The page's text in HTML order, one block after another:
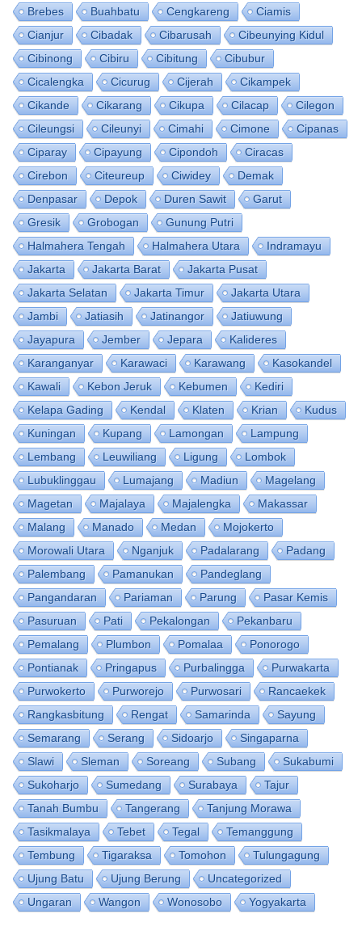
Brebes
Buahbatu Cengkareng
Ciamis
Cianjur
Cibadak Cibarusah
Cibeunying Kidul
Cibinong
Cibiru Cibitung
Cibubur
Cicalengka
Cicurug Cijerah
Cikampek
Cikande
Cikarang Cikupa Cilacap
Cilegon
Cileungsi
Cileunyi Cimahi Cimone
Cipanas
Ciparay
Cipayung Cipondoh
Ciracas
Cirebon
Citeureup Ciwidey
Demak
Denpasar
Depok Duren Sawit
Garut
Gresik
Grobogan
Gunung Putri
Halmahera Tengah
Halmahera Utara
Indramayu
Jakarta
Jakarta Barat
Jakarta Pusat
Jakarta Selatan
Jakarta Timur
Jakarta Utara
Jambi
Jatiasih Jatinangor
Jatiuwung
Jayapura
Jember Jepara
Kalideres
Karanganyar
Karawaci Karawang
Kasokandel
Kawali
Kebon Jeruk Kebumen
Kediri
Kelapa Gading
Kendal Klaten Krian
Kudus
Kuningan
Kupang Lamongan
Lampung
Lembang
Leuwiliang Ligung
Lombok
Lubuklinggau
Lumajang Madiun
Magelang
Magetan
Majalaya Majalengka
Makassar
Malang
Manado Medan
Mojokerto
Morowali Utara
Nganjuk Padalarang
Padang
Palembang
Pamanukan
Pandeglang
Pangandaran
Pariaman Parung
Pasar Kemis
Pasuruan
Pati Pekalongan
Pekanbaru
Pemalang
Plumbon Pomalaa
Ponorogo
Pontianak
Pringapus Purbalingga
Purwakarta
Purwokerto
Purworejo Purwosari
Rancaekek
Rangkasbitung
Rengat Samarinda
Sayung
Semarang
Serang Sidoarjo
Singaparna
Slawi
Sleman Soreang Subang
Sukabumi
Sukoharjo
Sumedang Surabaya
Tajur
Tanah Bumbu
Tangerang
Tanjung Morawa
Tasikmalaya
Tebet Tegal
Temanggung
Tembung
Tigaraksa Tomohon
Tulungagung
Ujung Batu
Ujung Berung
Uncategorized
Ungaran
Wangon Wonosobo Yogyakarta